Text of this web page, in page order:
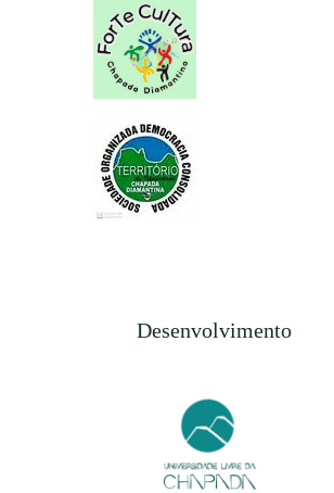
Desenvolvimento